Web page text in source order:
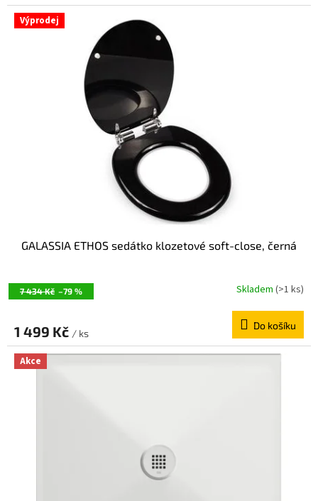
Výprodej
7 434 Kč –79 %
GALASSIA ETHOS sedátko klozetové soft-close, černá
Skladem (>1 ks)
1 499 Kč / ks
Do košíku
Akce